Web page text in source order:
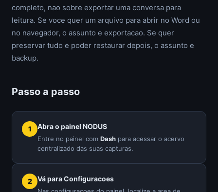
completo, nao sobre exportar uma conversa para
leitura. Se voce quer um arquivo para abrir no Word ou
no navegador, o assunto e exportacao. Se quer
preservar tudo e poder restaurar depois, o assunto e
backup.
Passo a passo
Abra o painel NODUS
Entre no painel com Dash para acessar o acervo
centralizado das suas capturas.
Vá para Configuracoes